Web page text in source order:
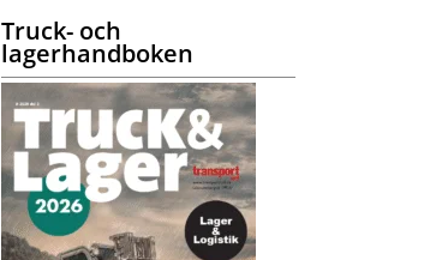
Truck- och
lagerhandboken